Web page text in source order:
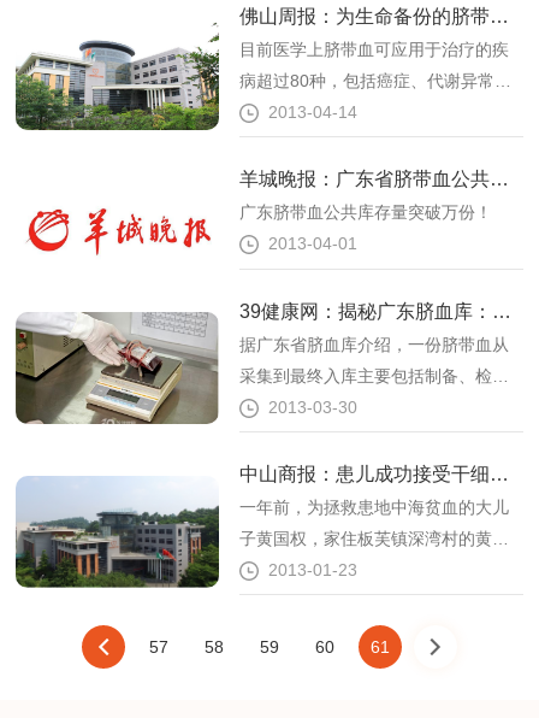
手术治疗，手术的造血干细胞来源主
要是骨髓、脐带血、外周血。关先生
先到广东省脐血库公共库给孩子配
型，但遗憾的是没有配型成功。
佛山周报：为生命备份的脐带血，该不该留？
目前医学上脐带血可应用于治疗的疾
病超过80种，包括癌症、代谢异常、
血液及免疫不全等疾病。储存脐带血
可以让子女及家人的健康多一层保
障，甚至比金钱保障更为实际。而且
子女自体使用没有排异、容易植活、
费用更低，家人也有1/2-1/4的较高配
型几率。
2013-04-14
羊城晚报：广东省脐带血公共库存量破万
广东脐带血公共库存量突破万份！
2013-04-01
据广东省脐血库介绍，一份脐带血从
采集到最终入库主要包括制备、检
测、储存等流程，具体流程则包括科
普教育、办理手续、脐血采集、取
血、运输、干细胞制备、程控降温、
液氮冻存、各种检测及细胞活性培
养、配型，出具检测报告。
2013-03-30
中山商报：患儿成功接受干细胞移植手术
一年前，为拯救患地中海贫血的大儿
子黄国权，家住板芙镇深湾村的黄强
文夫妇申请生“二胎”，想使用小儿子的
脐带血救哥哥。
2013-01-23
上
57 58 59 60 61
下